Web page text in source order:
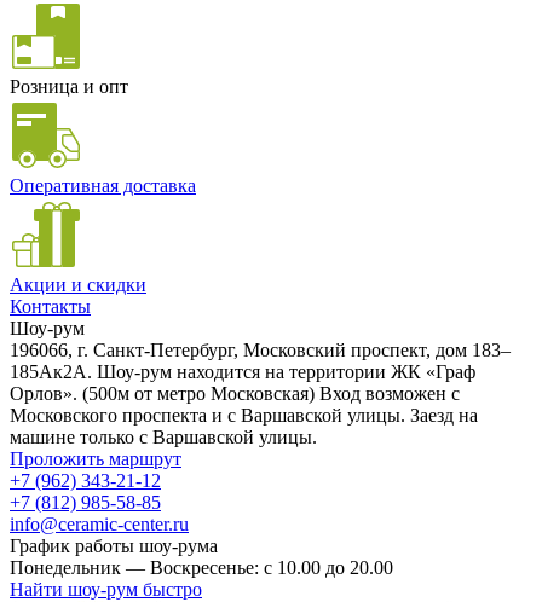
Розница и опт
Оперативная доставка
Акции и скидки
Контакты
Шоу-рум
196066, г. Санкт-Петербург, Московский проспект, дом 183–
185Ак2А. Шоу-рум находится на территории ЖК «Граф
Орлов». (500м от метро Московская) Вход возможен с
Московского проспекта и с Варшавской улицы. Заезд на
машине только с Варшавской улицы.
Проложить маршрут
+7 (962) 343-21-12
+7 (812) 985-58-85
info@ceramic-center.ru
График работы шоу-рума
Понедельник — Воскресенье: с 10.00 до 20.00
Найти шоу-рум быстро